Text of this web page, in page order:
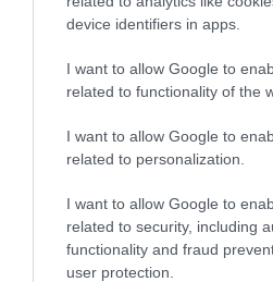
device identifiers in apps.
I want to allow Google to
related to functionality of the
I want to allow Google to
related to personalization.
I want to allow Google to
related to security, including
functionality and fraud
user protection.
συμπτώματα που
31.07.2026 15:06